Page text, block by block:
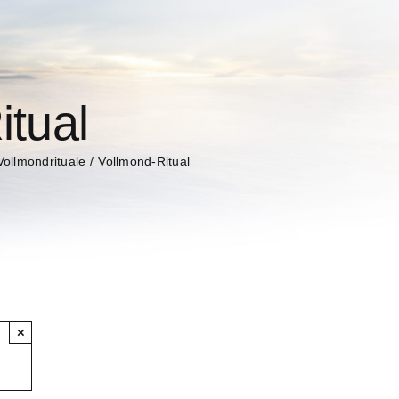
Vollmond-Ritual
×